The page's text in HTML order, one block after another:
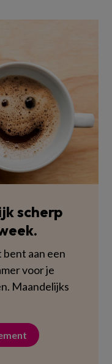
scherp
aan een
voor je
Maandelijks